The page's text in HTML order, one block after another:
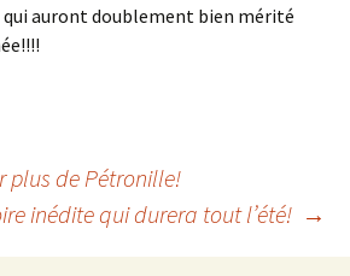
auront doublement bien mérité
plus de Pétronille!
inédite qui durera tout l’été! →